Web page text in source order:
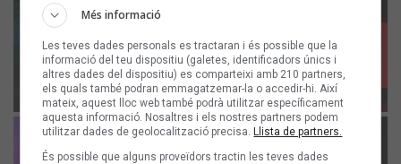
Més informació
Les teves dades personals es tractaran i és possible que la
informació del teu dispositiu (galetes, identificadors únics i
altres dades del dispositiu) es comparteixi amb 210 partners,
els quals també podran emmagatzemar-la o accedir-hi. Així
mateix, aquest lloc web també podrà utilitzar específicament
aquesta informació. Nosaltres i els nostres partners podem
utilitzar dades de geolocalització precisa. Llista de partners.
És possible que alguns proveïdors tractin les teves dades